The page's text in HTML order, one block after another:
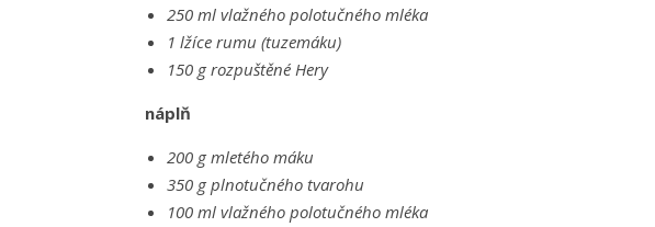
250 ml vlažného polotučného mléka
1 lžíce rumu (tuzemáku)
150 g rozpuštěné Hery
náplň
200 g mletého máku
350 g plnotučného tvarohu
100 ml vlažného polotučného mléka